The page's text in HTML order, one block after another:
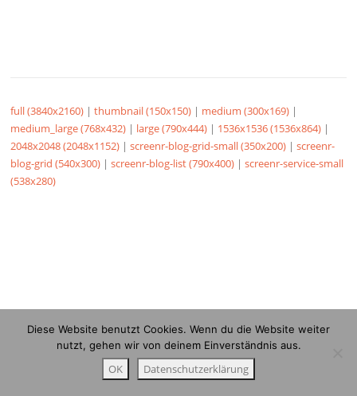
full (3840x2160) |thumbnail (150x150) | medium (300x169) |
medium_large (768x432) | large (790x444) | 1536x1536 (1536x864) |
2048x2048 (2048x1152) |screenr-blog-grid-small (350x200) |screenr-
blog-grid (540x300) |screenr-blog-list (790x400) |screenr-service-small
(538x280)
Diese Website benutzt Cookies. Wenn du die Website weiter
nutzt, gehen wir von deinem Einverständnis aus.
OK Datenschutzerklärung